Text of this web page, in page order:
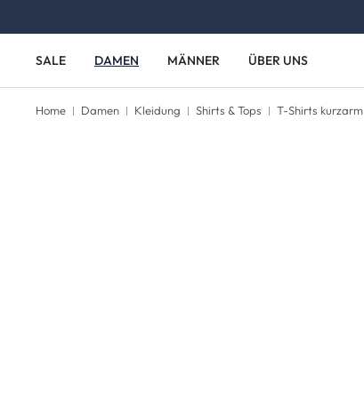
SALE DAMEN MÄNNER ÜBER UNS
Home Damen Kleidung Shirts & Tops T-Shirts kurzarm